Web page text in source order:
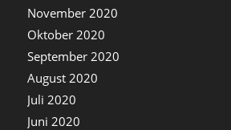
November 2020
Oktober 2020
September 2020
August 2020
Juli 2020
Juni 2020